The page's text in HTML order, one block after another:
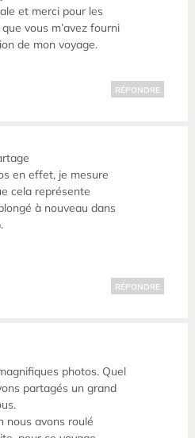
et merci pour les
vous m’avez fourni
de mon voyage.
RÉPONDRE
en effet, je mesure
cela représente
à nouveau dans
RÉPONDRE
photos. Quel
partagés un grand
nous avons roulé